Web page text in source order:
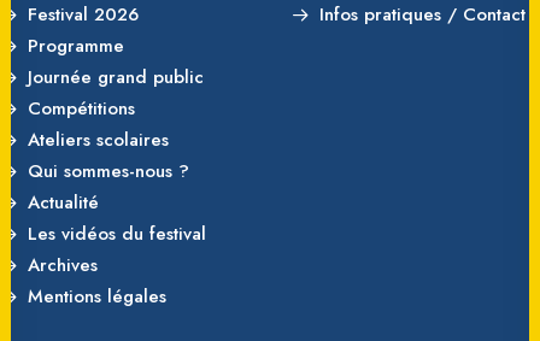
Festival 2026
Programme
Journée grand public
Compétitions
Ateliers scolaires
Qui sommes-nous ?
Actualité
Les vidéos du festival
Archives
Mentions légales
Infos pratiques / Contact